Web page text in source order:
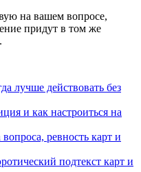
на вашем вопросе,
придут в том же
лучше действовать без
и как настроиться на
ревность карт и
подтекст карт и